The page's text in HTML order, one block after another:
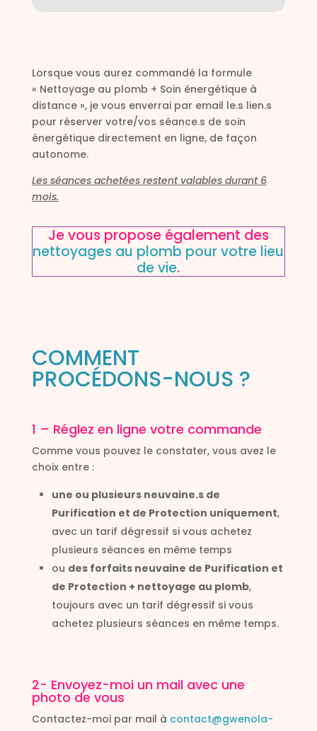
Lorsque vous aurez commandé la formule
« Nettoyage au plomb + Soin énergétique à
distance », je vous enverrai par email le.s lien.s
pour réserver votre/vos séance.s de soin
énergétique directement en ligne, de façon
autonome.
Les séances achetées restent valables durant 6
mois.
Je vous propose également des
nettoyages au plomb pour votre lieu
de vie.
COMMENT
PROCÉDONS-NOUS ?
1 – Réglez en ligne votre commande
Comme vous pouvez le constater, vous avez le
choix entre :
une ou plusieurs neuvaine.s de
Purification et de Protection uniquement,
avec un tarif dégressif si vous achetez
plusieurs séances en même temps
ou des forfaits neuvaine de Purification et
de Protection + nettoyage au plomb,
toujours avec un tarif dégressif si vous
achetez plusieurs séances en même temps.
2- Envoyez-moi un mail avec une
photo de vous
Contactez-moi par mail à contact@gwenola-